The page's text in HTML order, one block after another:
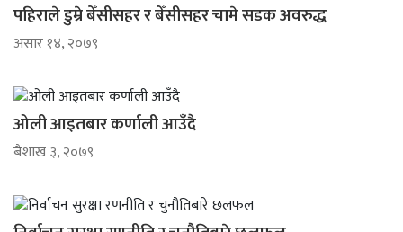
पहिराले डुम्रे बेँसीसहर र बेँसीसहर चामे सडक अवरुद्ध
असार १४, २०७९
ओली आइतबार कर्णाली आउँदै
ब‌ैशाख ३, २०७९